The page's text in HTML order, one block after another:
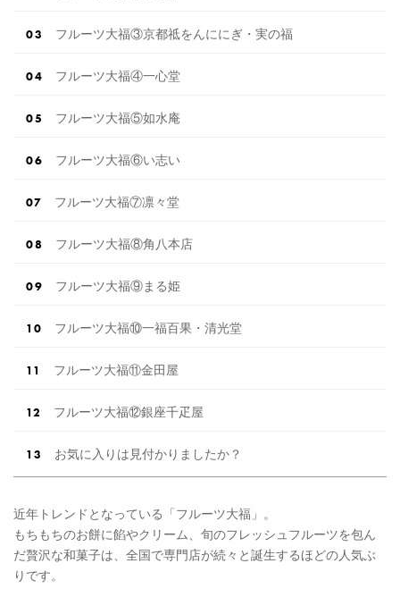
フルーツ大福③京都祗をんににぎ・実の福
フルーツ大福④一心堂
フルーツ大福⑤如水庵
フルーツ大福⑥い志い
フルーツ大福⑦凛々堂
フルーツ大福⑧角八本店
フルーツ大福⑨まる姫
フルーツ大福⑩一福百果・清光堂
フルーツ大福⑪金田屋
フルーツ大福⑫銀座千疋屋
お気に入りは見付かりましたか？
近年トレンドとなっている「フルーツ大福」。
もちもちのお餅に餡やクリーム、旬のフレッシュフルーツを包ん
だ贅沢な和菓子は、全国で専門店が続々と誕生するほどの人気ぶ
りです。